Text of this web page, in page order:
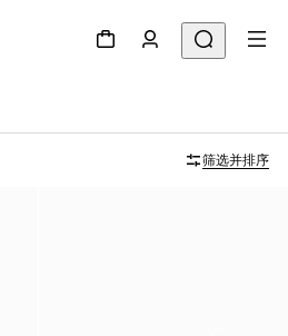
筛选并排序